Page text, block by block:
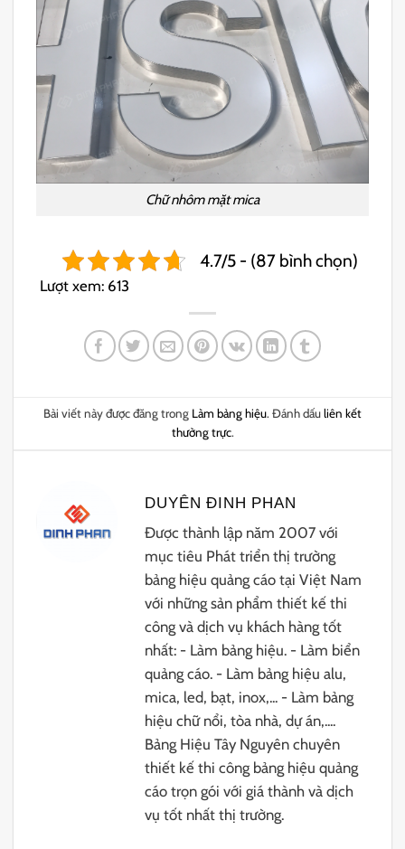
Chữ nhôm mặt mica
4.7/5 - (87 bình chọn)
Lượt xem: 613
Bài viết này được đăng trong Làm bảng hiệu. Đánh dấuliên kết
thường trực.
DUYÊN ĐINH PHAN
Được thành lập năm 2007 với
mục tiêu Phát triển thị trường
bảng hiệu quảng cáo tại Việt Nam
với những sản phẩm thiết kế thi
công và dịch vụ khách hàng tốt
nhất: - Làm bảng hiệu. - Làm biển
quảng cáo. - Làm bảng hiệu alu,
mica, led, bạt, inox,... - Làm bảng
hiệu chữ nổi, tòa nhà, dự án,....
Bảng Hiệu Tây Nguyên chuyên
thiết kế thi công bảng hiệu quảng
cáo trọn gói với giá thành và dịch
vụ tốt nhất thị trường.